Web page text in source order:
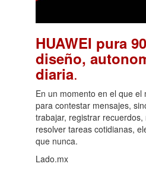
HUAWEI pura
diseño,
diaria.
En un momento en el que el
para contestar mensajes,
trabajar, registrar
resolver tareas cotidianas,
que nunca.
Lado.mx